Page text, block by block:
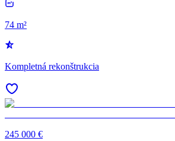
74 m²
Kompletná rekonštrukcia
245 000 €